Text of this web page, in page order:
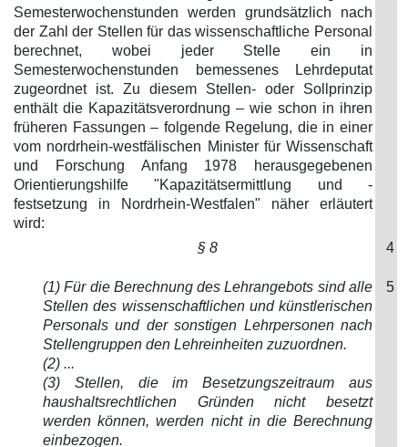
Semesterwochenstunden werden grundsätzlich nach
der Zahl der Stellen für das wissenschaftliche Personal
berechnet, wobei jeder Stelle ein in
Semesterwochenstunden bemessenes Lehrdeputat
zugeordnet ist. Zu diesem Stellen- oder Sollprinzip
enthält die Kapazitätsverordnung – wie schon in ihren
früheren Fassungen – folgende Regelung, die in einer
vom nordrhein-westfälischen Minister für Wissenschaft
und Forschung Anfang 1978 herausgegebenen
Orientierungshilfe "Kapazitätsermittlung und -
festsetzung in Nordrhein-Westfalen" näher erläutert
wird:
§ 8 4
(1) Für die Berechnung des Lehrangebots sind alle
Stellen des wissenschaftlichen und künstlerischen
Personals und der sonstigen Lehrpersonen nach
Stellengruppen den Lehreinheiten zuzuordnen.
(2) ...
(3) Stellen, die im Besetzungszeitraum aus
haushaltsrechtlichen Gründen nicht besetzt
werden können, werden nicht in die Berechnung
einbezogen.
5